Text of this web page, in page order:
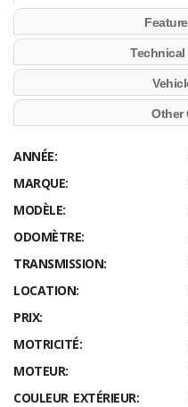
Other
ANNÉE:
MARQUE:
MODÈLE:
ODOMÈTRE:
TRANSMISSION:
LOCATION:
PRIX:
MOTRICITÉ:
MOTEUR:
COULEUR EXTÉRIEUR: